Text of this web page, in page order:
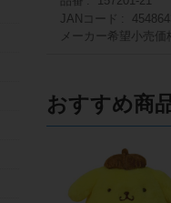
JANコード
メーカー希望小売価
おすすめ商